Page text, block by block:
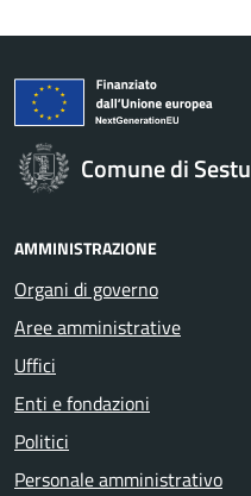
Comune di Sestu
AMMINISTRAZIONE
Organi di governo
Aree amministrative
Uffici
Enti e fondazioni
Politici
Personale amministrativo